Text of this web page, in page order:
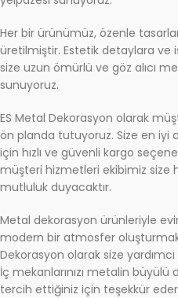
Her bir ürünümüz, özenle
üretilmiştir. Estetik detaylara ve
size uzun ömürlü ve göz alıcı
sunuyoruz.
ES Metal Dekorasyon olarak
ön planda tutuyoruz. Size en iyi
için hızlı ve güvenli kargo
müşteri hizmetleri ekibimiz size
mutluluk duyacaktır.
Metal dekorasyon ürünleriyle
modern bir atmosfer
Dekorasyon olarak size
İç mekanlarınızı metalin
tercih ettiğiniz için teşekkür